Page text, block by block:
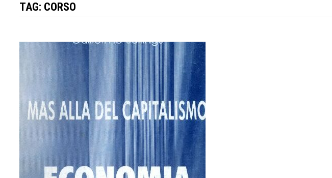
TAG: CORSO